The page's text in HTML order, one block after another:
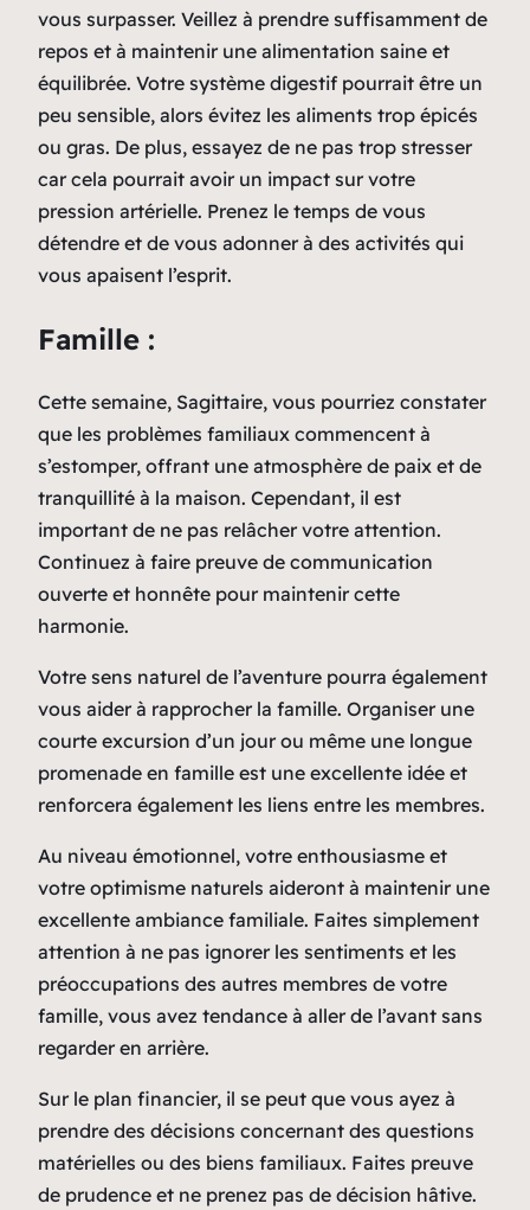
vous surpasser. Veillez à prendre suffisamment de
repos et à maintenir une alimentation saine et
équilibrée. Votre système digestif pourrait être un
peu sensible, alors évitez les aliments trop épicés
ou gras. De plus, essayez de ne pas trop stresser
car cela pourrait avoir un impact sur votre
pression artérielle. Prenez le temps de vous
détendre et de vous adonner à des activités qui
vous apaisent l’esprit.
Famille :
Cette semaine, Sagittaire, vous pourriez constater
que les problèmes familiaux commencent à
s’estomper, offrant une atmosphère de paix et de
tranquillité à la maison. Cependant, il est
important de ne pas relâcher votre attention.
Continuez à faire preuve de communication
ouverte et honnête pour maintenir cette
harmonie.
Votre sens naturel de l’aventure pourra également
vous aider à rapprocher la famille. Organiser une
courte excursion d’un jour ou même une longue
promenade en famille est une excellente idée et
renforcera également les liens entre les membres.
Au niveau émotionnel, votre enthousiasme et
votre optimisme naturels aideront à maintenir une
excellente ambiance familiale. Faites simplement
attention à ne pas ignorer les sentiments et les
préoccupations des autres membres de votre
famille, vous avez tendance à aller de l’avant sans
regarder en arrière.
Sur le plan financier, il se peut que vous ayez à
prendre des décisions concernant des questions
matérielles ou des biens familiaux. Faites preuve
de prudence et ne prenez pas de décision hâtive.